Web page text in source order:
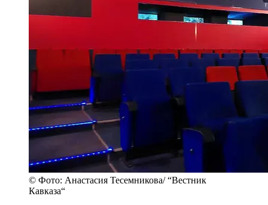
© Фото: Анастасия Тесемникова/ “Вестник
Кавказа“